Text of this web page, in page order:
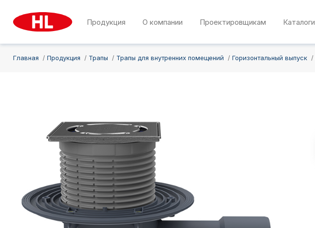
Продукция О компании Проектировщикам Каталоги
Главная Продукция Трапы Трапы для внутренних помещений Горизонтальный выпуск